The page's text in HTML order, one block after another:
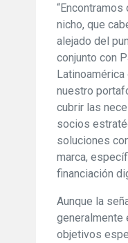
nicho, que
alejado del
conjunto con
nuestro
cubrir las
socios
soluciones
marca,
financiación
Aunque la
generalmente
objetivos